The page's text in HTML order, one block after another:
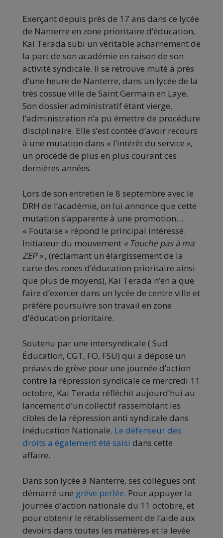
Exerçant depuis près de 17 ans dans ce lycée
de Nanterre en zone prioritaire d’éducation,
Kai Terada subi un véritable acharnement de
la part de son académie en raison de son
activité syndicale. Il se retrouve muté à près
d’une heure de Nanterre, dans un lycée de la
très cossue ville de Saint Germain en Laye.
Son dossier administratif étant vierge,
l’administration n’a pu émettre de procédure
disciplinaire. Elle s’est contée d’avoir recours
à une mutation dans « l’intérêt du service »,
un procédé de plus en plus courant ces
dernières années.
Lors de son entretien le 8 septembre avec le
DRH de l’académie, on lui annonce que cette
mutation s’apparente à une promotion…
« Foutaise » répond le principal intéressé.
Initiateur du mouvement « Touche pas à ma
ZEP », (réclamant un élargissement de la
carte des zones d’éducation prioritaire ainsi
que plus de moyens), Kai Terada n’en a que
faire d’exercer dans un lycée de centre ville et
préfère poursuivre son travail en zone
d’éducation prioritaire.
Soutenu par une intersyndicale ( Sud
Éducation, CGT, FO, FSU) qui a déposé un
préavis de grève pour une journée d’action
contre la répression syndicale ce mercredi 11
octobre, Kai Terada réfléchit aujourd’hui au
lancement d’un collectif rassemblant les
cibles de la répression anti syndicale dans
inéducation Nationale. Le défenseur des
droits a également été saisi dans cette
affaire.
Dans son lycée à Nanterre, ses collègues ont
démarré une grève perlée. Pour appuyer la
journée d’action nationale du 11 octobre, et
pour obtenir le rétablissement de l’aide aux
devoirs dans toutes les matières et la levée